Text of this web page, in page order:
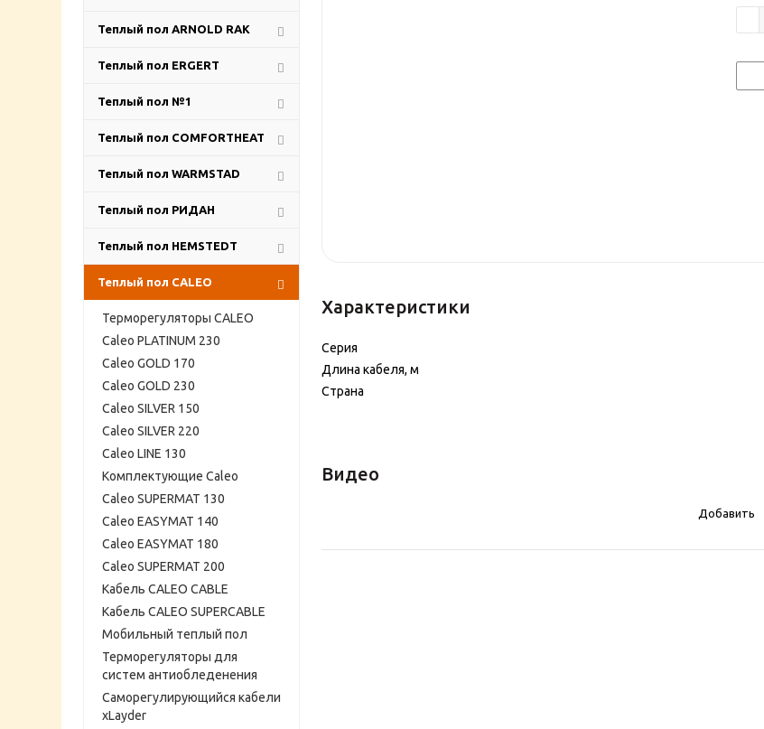
Теплый пол ARNOLD RAK
Теплый пол ERGERT
Теплый пол №1
Теплый пол COMFORTHEAT
Теплый пол WARMSTAD
Теплый пол РИДАН
Теплый пол HEMSTEDT
Теплый пол CALEO
Терморегуляторы CALEO
Caleo PLATINUM 230
Caleo GOLD 170
Caleo GOLD 230
Caleo SILVER 150
Caleo SILVER 220
Caleo LINE 130
Комплектующие Caleo
Caleo SUPERMAT 130
Caleo EASYMAT 140
Caleo EASYMAT 180
Caleo SUPERMAT 200
Кабель CALEO CABLE
Кабель CALEO SUPERCABLE
Мобильный теплый пол
Терморегуляторы для
систем антиобледенения
Саморегулирующийся кабели
xLayder
Характеристики
Серия
Длина кабеля, м
Страна
Видео
Добавить